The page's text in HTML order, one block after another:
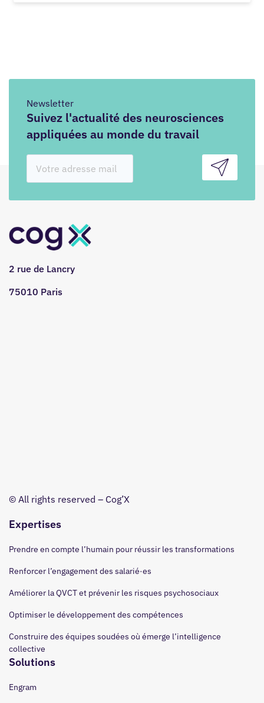
Newsletter
Suivez l'actualité des neurosciences
appliquées au monde du travail
2 rue de Lancry
75010 Paris
© All rights reserved – Cog’X
Expertises
Prendre en compte l’humain pour réussir les transformations
Renforcer l’engagement des salarié·es
Améliorer la QVCT et prévenir les risques psychosociaux
Optimiser le développement des compétences
Construire des équipes soudées où émerge l’intelligence
collective
Solutions
Engram